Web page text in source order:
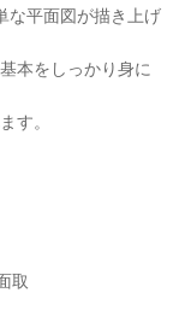
な平面図が描き上げ
本をしっかり身に
す。
取